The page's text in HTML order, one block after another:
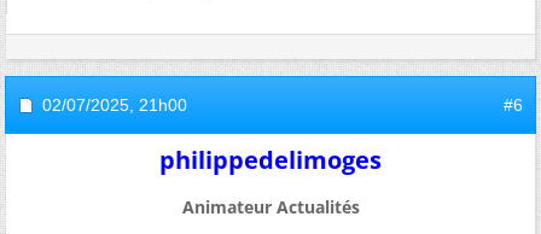
02/07/2025, 21h00 #6
philippedelimoges
Animateur Actualités